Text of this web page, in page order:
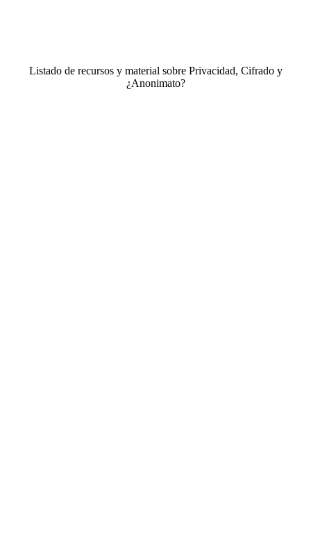
Listado de recursos y material sobre Privacidad, Cifrado y
¿Anonimato?